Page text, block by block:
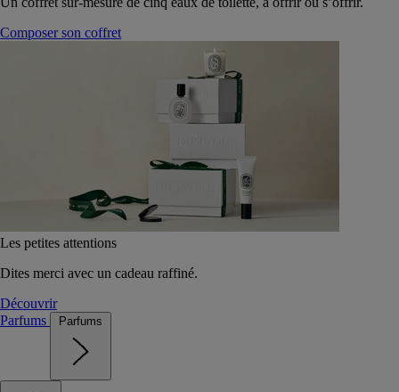
Composer son coffret
Les petites attentions
Dites merci avec un cadeau raffiné.
Découvrir
Parfums
Parfums